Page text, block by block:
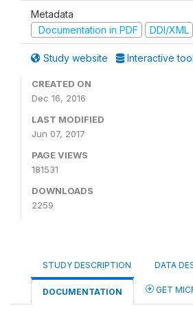
Metadata
Documentation in PDF
DDI/XML
Study website Interactive
CREATED ON
Dec 16, 2016
LAST MODIFIED
Jun 07, 2017
PAGE VIEWS
181531
DOWNLOADS
2259
STUDY DESCRIPTION DATA
DOCUMENTATION GET